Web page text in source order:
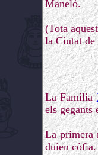
Maneló.
(Tota
la Ciutat
La Família
els gegants
La primera
duien còfia.